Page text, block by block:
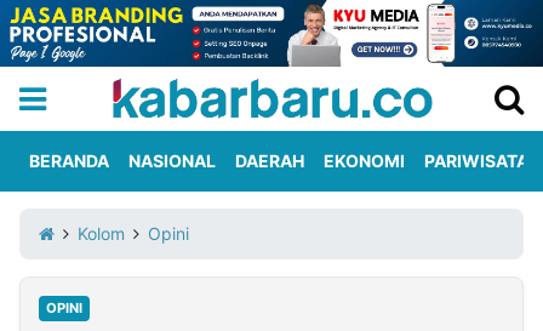
Iklan
Berita
Kami
BERANDA NASIONAL DAERAH EKONOMI PARIWISATA
Kolom Opini
OPINI